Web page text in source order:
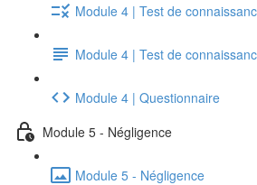
Module 4 | Test de
Module 4 | Test de
Module 4 | Questionnaire
Module 5 - Négligence
Module 5 - Négligence